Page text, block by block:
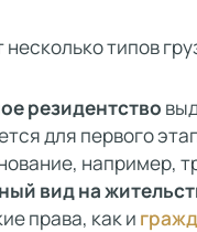
типов
резидентство
для первого
например,
вид на
права, как и